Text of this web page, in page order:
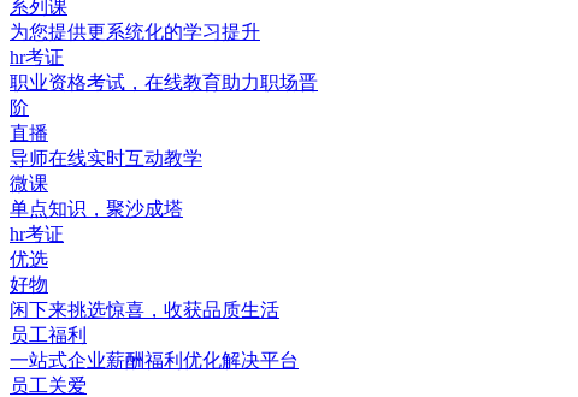
系列课
为您提供更系统化的学习提升
hr考证
职业资格考试，在线教育助力职场晋
阶
直播
导师在线实时互动教学
微课
单点知识，聚沙成塔
hr考证
优选
好物
闲下来挑选惊喜，收获品质生活
员工福利
一站式企业薪酬福利优化解决平台
员工关爱